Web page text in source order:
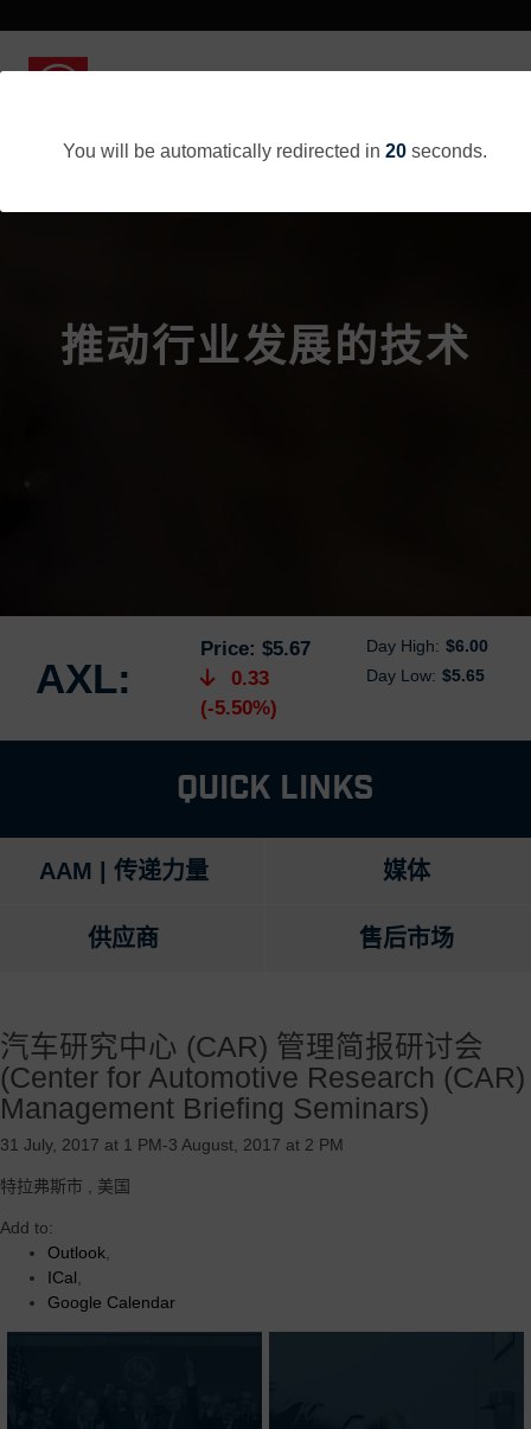
You will be automatically redirected in 20seconds.
推动行业发展的技术
AXL:
Price: $5.67 Day High: $6.00
0.33
(-5.50%)
Day Low: $5.65
Quick Links
AAM | 传递力量 媒体
供应商 售后市场
汽车研究中心 (CAR) 管理简报研讨会
(Center for Automotive Research (CAR)
Management Briefing Seminars)
31 July, 2017 at 1 PM-3 August, 2017 at 2 PM
特拉弗斯市 美国
Add to:
Outlook
ICal
Google Calendar